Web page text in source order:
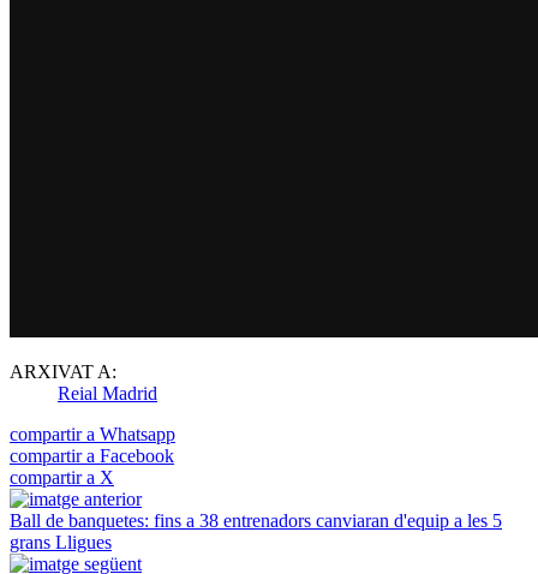
ARXIVAT A:
Reial Madrid
compartir a Whatsapp
compartir a Facebook
compartir a X
Ball de banquetes: fins a 38 entrenadors canviaran d'equip a les 5
grans Lligues